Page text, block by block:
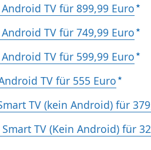
TV für 899,99 Euro
TV für 749,99 Euro
TV für 599,99 Euro
TV für 555 Euro
TV (kein Android) für
Smart TV (Kein Android) für